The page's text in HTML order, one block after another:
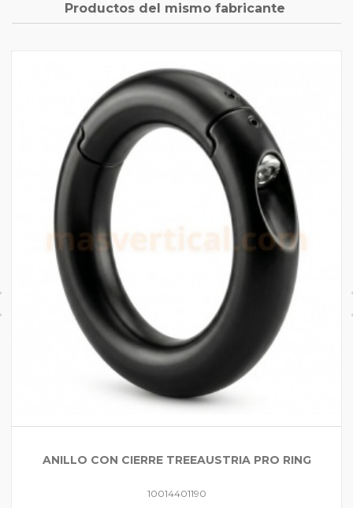
Productos del mismo fabricante
ANILLO CON CIERRE TREEAUSTRIA PRO RING
10014401190